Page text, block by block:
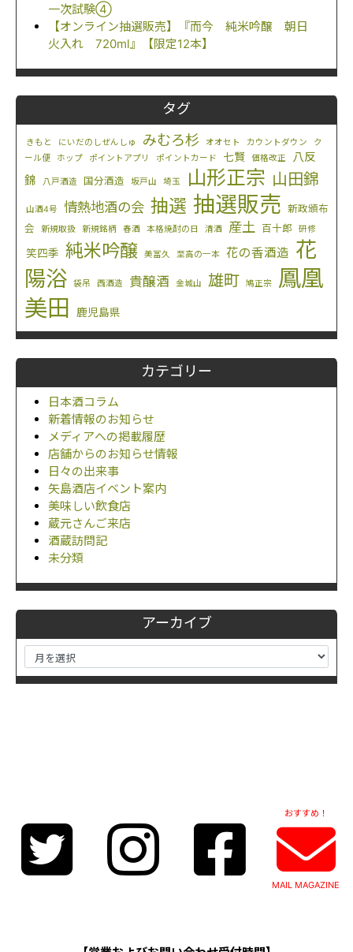
一次試験④
【オンライン抽選販売】『而今 純米吟醸 朝日
火入れ 720ml』【限定12本】
タグ
きもと にいだのしぜんしゅ みむろ杉 オオセト カウントダウン
ク
ール便
ホップ ポイントアプリ ポイントカード 七賢 価格改正
八反
錦
八戸酒造 国分酒造 坂戸山 埼玉 山形正宗 山田錦
山酒4号 情熱地酒の会 抽選 抽選販売 新政頒布
会
新規取扱 新規銘柄 春酒 本格焼酎の日 清酒 産土 百十郎 研修
笑四季 純米吟醸 美冨久 至高の一本 花の香酒造 花
陽浴
袋吊 西酒造 貴醸酒 金城山 雄町 鳩正宗
鳳凰
美田
鹿児島県
カテゴリー
日本酒コラム
新着情報のお知らせ
メディアへの掲載履歴
店舗からのお知らせ情報
日々の出来事
矢島酒店イベント案内
美味しい飲食店
蔵元さんご来店
酒蔵訪問記
未分類
アーカイブ
おすすめ！
MAIL MAGAZINE